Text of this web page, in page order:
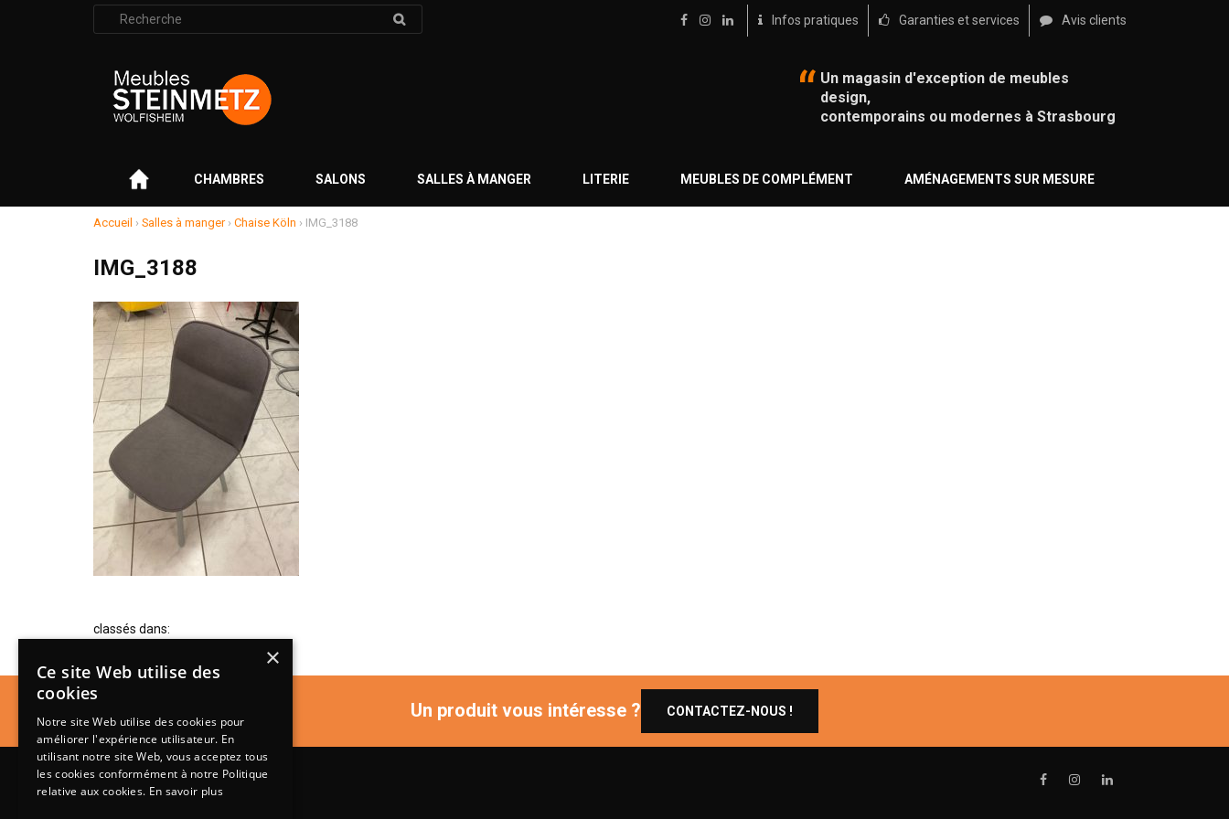
Rechercher
:
Infos pratiques Garanties et services Avis clients
Un magasin d'exception de meubles
design,
contemporains ou modernes à Strasbourg
CHAMBRES SALONS SALLES À MANGER LITERIE MEUBLES DE COMPLÉMENT AMÉNAGEMENTS SUR MESURE
Accueil › Salles à manger› Chaise Köln › IMG_3188
IMG_3188
classés dans:
Un produit vous intéresse ? CONTACTEZ-NOUS !
×
Ce site Web utilise des
cookies
Notre site Web utilise des cookies pour
améliorer l'expérience utilisateur. En
utilisant notre site Web, vous acceptez tous
les cookies conformément à notre Politique
relative aux cookies. En savoir plus